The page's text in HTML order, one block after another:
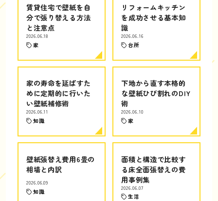
賃貸住宅で壁紙を自
分で張り替える方法
と注意点
2026.06.18
家
リフォームキッチン
を成功させる基本知
識
2026.06.16
台所
家の寿命を延ばすた
めに定期的に行いた
い壁紙補修術
2026.06.11
知識
下地から直す本格的
な壁紙ひび割れのDIY
術
2026.06.10
家
壁紙張替え費用6畳の
相場と内訳
2026.06.09
知識
面積と構造で比較す
る床全面張替えの費
用事例集
2026.06.07
生活